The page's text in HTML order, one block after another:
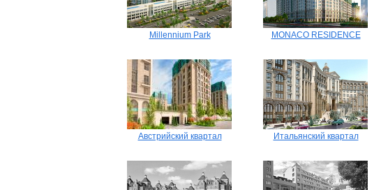
Millennium Park MONACO RESIDENCE
Австрийский квартал Итальянский квартал